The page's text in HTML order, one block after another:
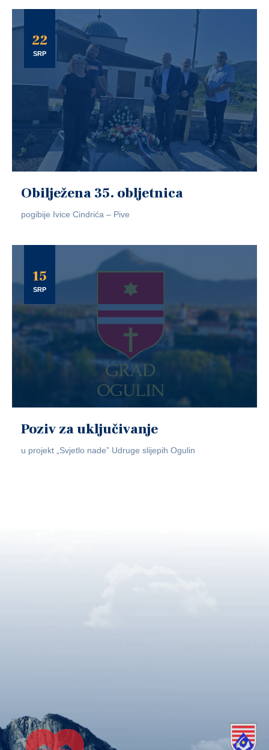
22
SRP
Obilježena 35. obljetnica
pogibije Ivice Cindrića – Pive
15
SRP
Poziv za uključivanje
u projekt „Svjetlo nade” Udruge slijepih Ogulin